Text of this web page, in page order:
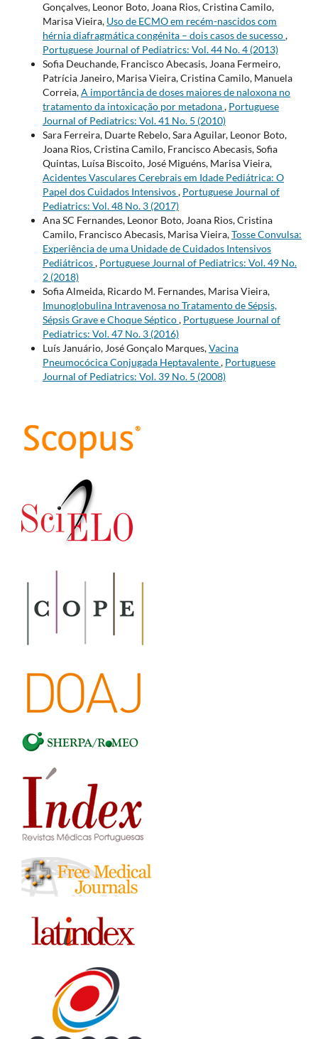
Gonçalves, Leonor Boto, Joana Rios, Cristina Camilo,
Marisa Vieira, Uso de ECMO em recém-nascidos com
hérnia diafragmática congénita – dois casos de sucesso,
Portuguese Journal of Pediatrics: Vol. 44 No. 4 (2013)
Sofia Deuchande, Francisco Abecasis, Joana Fermeiro,
Patrícia Janeiro, Marisa Vieira, Cristina Camilo, Manuela
Correia,A importância de doses maiores de naloxona no
tratamento da intoxicação por metadona, Portuguese
Journal of Pediatrics: Vol. 41 No. 5 (2010)
Sara Ferreira, Duarte Rebelo, Sara Aguilar, Leonor Boto,
Joana Rios, Cristina Camilo, Francisco Abecasis, Sofia
Quintas, Luísa Biscoito, José Miguéns, Marisa Vieira,
Acidentes Vasculares Cerebrais em Idade Pediátrica: O
Papel dos Cuidados Intensivos, Portuguese Journal of
Pediatrics: Vol. 48 No. 3 (2017)
Ana SC Fernandes, Leonor Boto, Joana Rios, Cristina
Camilo, Francisco Abecasis, Marisa Vieira,Tosse Convulsa:
Experiência de uma Unidade de Cuidados Intensivos
Pediátricos, Portuguese Journal of Pediatrics: Vol. 49 No.
2 (2018)
Sofia Almeida, Ricardo M. Fernandes, Marisa Vieira,
Imunoglobulina Intravenosa no Tratamento de Sépsis,
Sépsis Grave e Choque Séptico, Portuguese Journal of
Pediatrics: Vol. 47 No. 3 (2016)
Luís Januário, José Gonçalo Marques,Vacina
Pneumocócica Conjugada Heptavalente, Portuguese
Journal of Pediatrics: Vol. 39 No. 5 (2008)